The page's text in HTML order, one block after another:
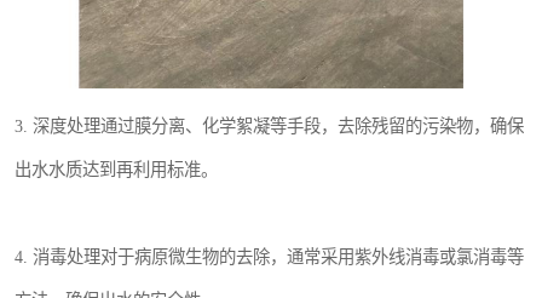
3. 深度处理通过膜分离、化学絮凝等手段，去除残留的污染物，确保
出水水质达到再利用标准。
4. 消毒处理对于病原微生物的去除，通常采用紫外线消毒或氯消毒等